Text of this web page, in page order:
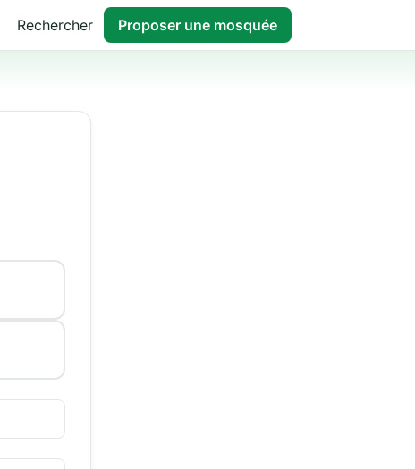
Rechercher Proposer une mosquée